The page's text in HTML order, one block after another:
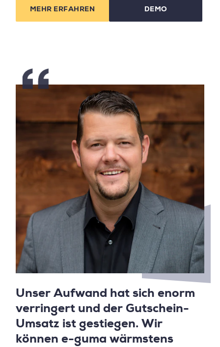
MEHR ERFAHREN DEMO
Unser Aufwand hat sich enorm
verringert und der Gutschein-
Umsatz ist gestiegen. Wir
können e-guma wärmstens